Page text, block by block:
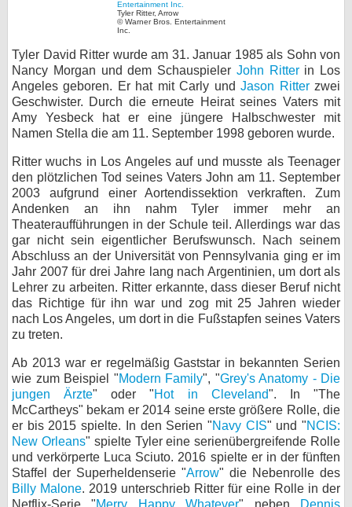
Tyler Ritter, Arrow
© Warner Bros. Entertainment
Inc.
Tyler David Ritter wurde am 31. Januar 1985 als Sohn von
Nancy Morgan und dem Schauspieler John Ritterin Los
Angeles geboren. Er hat mit Carly undJason Ritterzwei
Geschwister. Durch die erneute Heirat seines Vaters mit
Amy Yesbeck hat er eine jüngere Halbschwester mit
Namen Stella die am 11. September 1998 geboren wurde.
Ritter wuchs in Los Angeles auf und musste als Teenager
den plötzlichen Tod seines Vaters John am 11. September
2003 aufgrund einer Aortendissektion verkraften. Zum
Andenken an ihn nahm Tyler immer mehr an
Theateraufführungen in der Schule teil. Allerdings war das
gar nicht sein eigentlicher Berufswunsch. Nach seinem
Abschluss an der Universität von Pennsylvania ging er im
Jahr 2007 für drei Jahre lang nach Argentinien, um dort als
Lehrer zu arbeiten. Ritter erkannte, dass dieser Beruf nicht
das Richtige für ihn war und zog mit 25 Jahren wieder
nach Los Angeles, um dort in die Fußstapfen seines Vaters
zu treten.
Ab 2013 war er regelmäßig Gaststar in bekannten Serien
wie zum Beispiel "Modern Family", "Grey's Anatomy - Die
jungen Ärzte" oder "Hot in Cleveland". In "The
McCartheys" bekam er 2014 seine erste größere Rolle, die
er bis 2015 spielte. In den Serien "Navy CIS" und "NCIS:
New Orleans" spielte Tyler eine serienübergreifende Rolle
und verkörperte Luca Sciuto. 2016 spielte er in der fünften
Staffel der Superheldenserie "Arrow" die Nebenrolle des
Billy Malone. 2019 unterschrieb Ritter für eine Rolle in der
Netflix-Serie "Merry Happy Whatever" neben
Dennis
Specials
Gewinnspiele
Forum
bei X
bei Facebook
Kontakt
Nutzungsbedingungen
Datenschutz
Cookie-Einstellungen
Impressum
Desktop-Ansicht
myFanbase